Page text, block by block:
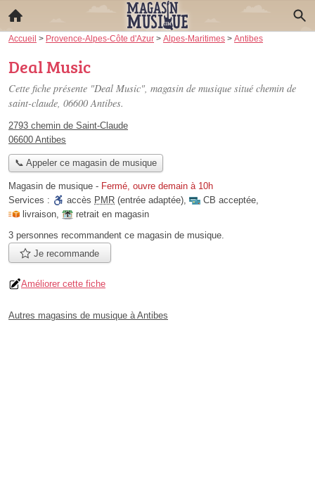
Accueil > Provence-Alpes-Côte d'Azur > Alpes-Maritimes > Antibes
Deal Music
Cette fiche présente "Deal Music", magasin de musique situé chemin de
saint-claude, 06600 Antibes.
2793 chemin de Saint-Claude
06600 Antibes
📞 Appeler ce magasin de musique
Magasin de musique - Fermé, ouvre demain à 10h
Services :
accès PMR (entrée adaptée), CB acceptée,
livraison,
retrait en magasin
3 personnes recommandent ce magasin de musique.
Je recommande
Améliorer cette fiche
Autres magasins de musique à Antibes